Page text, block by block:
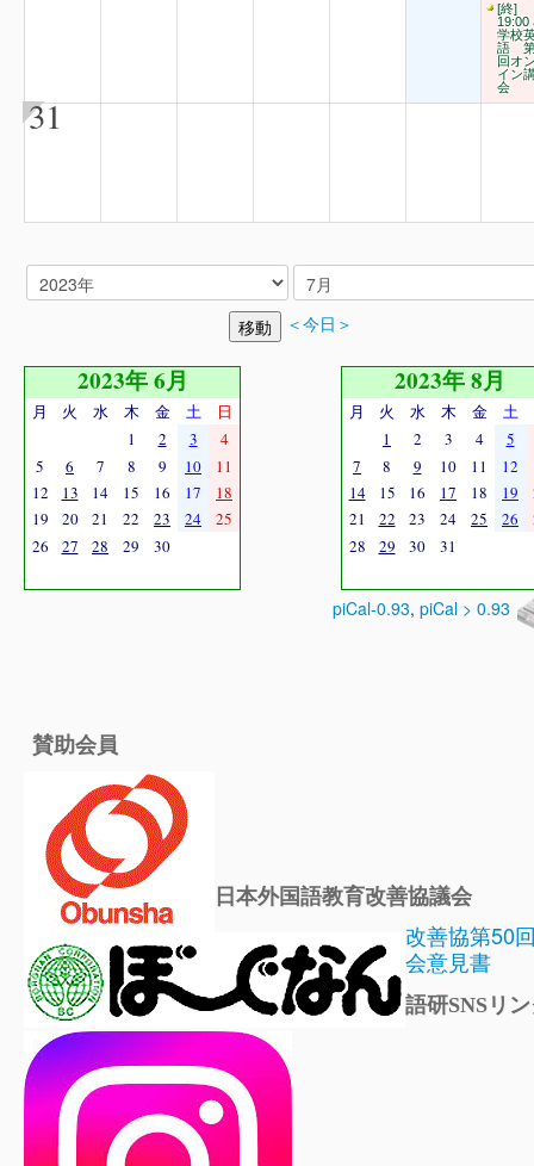
[終]
19:00
学校
語
回オ
イン
会
31
＜今日＞
2023年 6月
月 火 水 木 金 土
日
1
2 3
4
5
6 7 8 9 10
11
12
13 14 15 16 17
18
19
20 21 22 23 24
25
26
27 28 29 30
2023年 8月
月 火 水 木 金 土
1
2 3 4
5
7
8 9 10 11 12
14
15 16 17 18 19
21
22 23 24 25 26
28
29 30 31
piCal-0.93, piCal > 0.93
賛助会員
日本外国語教育改善協議会
改善協第50
会意見書
語研SNSリ